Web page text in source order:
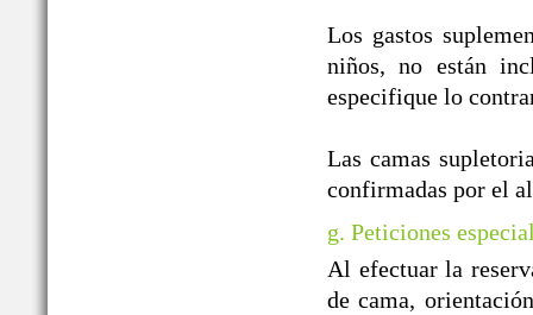
Los gastos
niños, no están
especifique lo
Las camas
confirmadas por el
g. Peticiones
Al efectuar la
de cama,